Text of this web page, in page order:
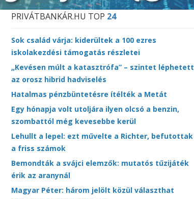
PRIVÁTBANKÁR.HU TOP 24
Sok család várja: kiderültek a 100 ezres
iskolakezdési támogatás részletei
„Kevésen múlt a katasztrófa” – szintet léphetett
az orosz hibrid hadviselés
Hatalmas pénzbüntetésre ítélték a Metát
Egy hónapja volt utoljára ilyen olcsó a benzin,
szombattól még kevesebbe kerül
Lehullt a lepel: ezt művelte a Richter, befutottak
a friss számok
Bemondták a svájci elemzők: mutatós tűzijáték
érik az aranynál
Magyar Péter: három jelölt közül választhat